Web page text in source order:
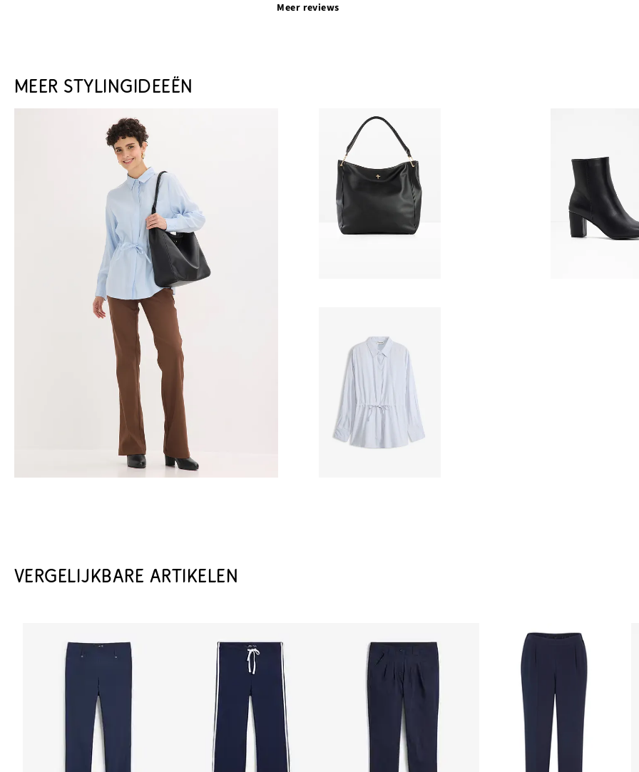
Meer reviews
MEER STYLINGIDEEËN
VERGELIJKBARE ARTIKELEN